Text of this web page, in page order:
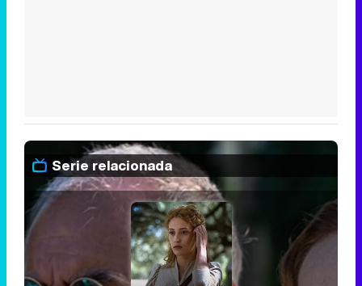
Serie relacionada